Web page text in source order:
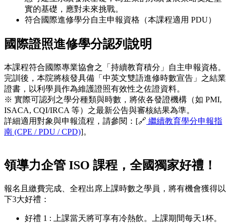
實的基礎，應對未來挑戰。
符合國際進修學分自主申報資格（本課程適用 PDU）
國際證照進修學分認列說明
本課程符合國際專業協會之「持續教育積分」自主申報資格。
完訓後，本院將核發具備「中英文雙語進修時數宣告」之結業
證書，以利學員作為維護證照有效性之佐證資料。
※ 實際可認列之學分種類與時數，將依各發證機構（如 PMI,
ISACA, CQI/IRCA 等）之最新公告與審核結果為準。
詳細適用對象與申報流程，請參閱：[🔗 繼續教育學分申報指
南 (CPE / PDU / CPD)]。
領導力企管 ISO 課程，全國獨家好禮！
報名且繳費完成、全程出席上課時數之學員，將有機會獲得以
下3大好禮：
好禮 1 : 上課當天將可享有冷熱飲。上課期間每天1杯。